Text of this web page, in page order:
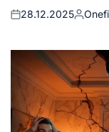
Опубликовано
28.12.2025
Запись